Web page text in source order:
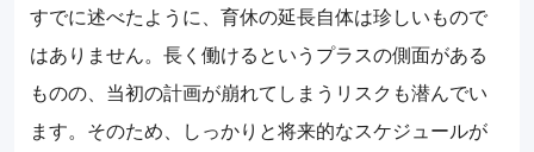
すでに述べたように、育休の延長自体は珍しいもので
はありません。長く働けるというプラスの側面がある
ものの、当初の計画が崩れてしまうリスクも潜んでい
ます。そのため、しっかりと将来的なスケジュールが